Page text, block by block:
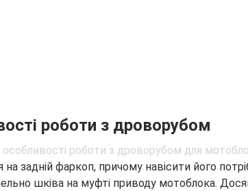
роботи з дроворубом
на задній фаркоп, причому навісити його
шківа на муфті приводу мотоблока.